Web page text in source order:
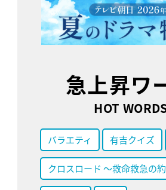
スキボタン
急上昇ワ
HOT
バラエティ 有吉クイズ
クロスロード ～救命救急の